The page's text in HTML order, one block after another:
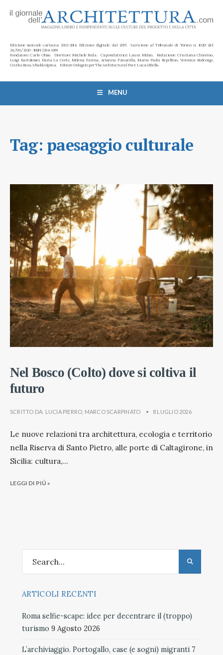
Edizione mensile cartacea: 2002-2014. Edizione digitale: dal 2015. Iscrizione al Tribunale di Torino n. 10213 del
24/09/2020 - ISSN 2284-1369
Fondatore: Carlo Olmo. Direttore: Michele Roda. Caporedattrice: Laura Milan. Redazione: Cristiana Chiorino,
Luigi Bartolomei, Ilaria La Corte, Milena Farina, Arianna Panarella, Maria Paola Repellino, Veronica Rodenigo,
Cecilia Rosa, Ubaldo Spina. Editore Delegato per The Architectural Post: Luca Gibello.
MENU
Tag: paesaggio culturale
Nel Bosco (Colto) dove si coltiva il
futuro
SCRITTO DA: LUCIA PIERRO MARCO SCARPINATO • 8 LUGLIO 2026
Le nuove relazioni tra architettura, ecologia e territorio
nella Riserva di Santo Pietro, alle porte di Caltagirone, in
Sicilia: cultura,...
LEGGI DI PIÚ »
ARTICOLI RECENTI
Roma selfie-scape: idee per decentrare il (troppo)
turismo 9 Agosto 2026
L’archiviaggio. Portogallo, case (e sogni) migranti 7